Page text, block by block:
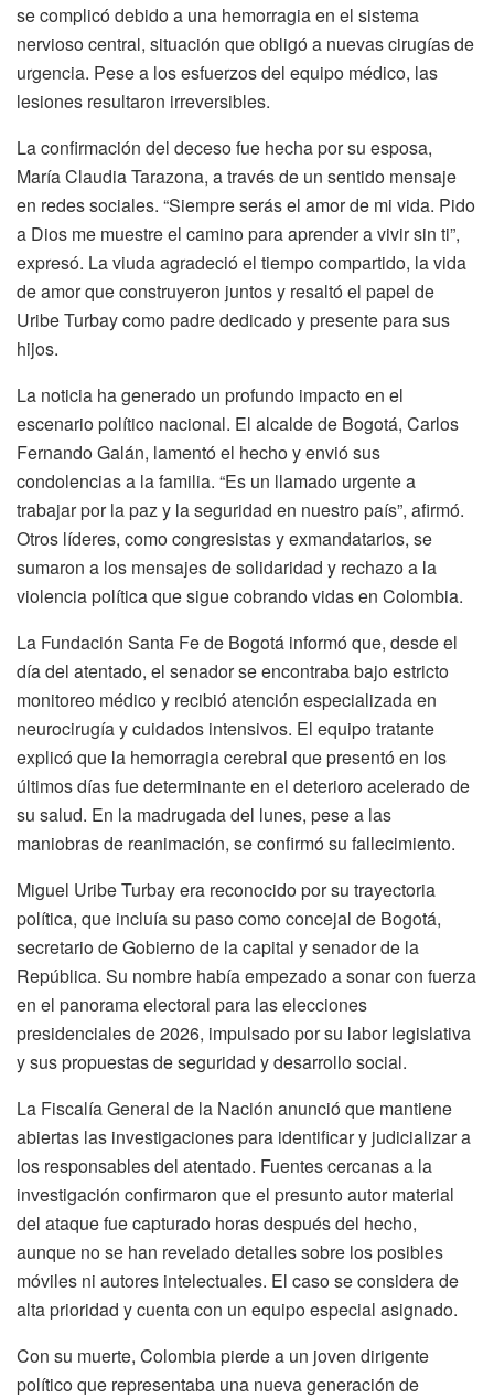
se complicó debido a una hemorragia en el sistema
nervioso central, situación que obligó a nuevas cirugías de
urgencia. Pese a los esfuerzos del equipo médico, las
lesiones resultaron irreversibles.
La confirmación del deceso fue hecha por su esposa,
María Claudia Tarazona, a través de un sentido mensaje
en redes sociales. “Siempre serás el amor de mi vida. Pido
a Dios me muestre el camino para aprender a vivir sin ti”,
expresó. La viuda agradeció el tiempo compartido, la vida
de amor que construyeron juntos y resaltó el papel de
Uribe Turbay como padre dedicado y presente para sus
hijos.
La noticia ha generado un profundo impacto en el
escenario político nacional. El alcalde de Bogotá, Carlos
Fernando Galán, lamentó el hecho y envió sus
condolencias a la familia. “Es un llamado urgente a
trabajar por la paz y la seguridad en nuestro país”, afirmó.
Otros líderes, como congresistas y exmandatarios, se
sumaron a los mensajes de solidaridad y rechazo a la
violencia política que sigue cobrando vidas en Colombia.
La Fundación Santa Fe de Bogotá informó que, desde el
día del atentado, el senador se encontraba bajo estricto
monitoreo médico y recibió atención especializada en
neurocirugía y cuidados intensivos. El equipo tratante
explicó que la hemorragia cerebral que presentó en los
últimos días fue determinante en el deterioro acelerado de
su salud. En la madrugada del lunes, pese a las
maniobras de reanimación, se confirmó su fallecimiento.
Miguel Uribe Turbay era reconocido por su trayectoria
política, que incluía su paso como concejal de Bogotá,
secretario de Gobierno de la capital y senador de la
República. Su nombre había empezado a sonar con fuerza
en el panorama electoral para las elecciones
presidenciales de 2026, impulsado por su labor legislativa
y sus propuestas de seguridad y desarrollo social.
La Fiscalía General de la Nación anunció que mantiene
abiertas las investigaciones para identificar y judicializar a
los responsables del atentado. Fuentes cercanas a la
investigación confirmaron que el presunto autor material
del ataque fue capturado horas después del hecho,
aunque no se han revelado detalles sobre los posibles
móviles ni autores intelectuales. El caso se considera de
alta prioridad y cuenta con un equipo especial asignado.
Con su muerte, Colombia pierde a un joven dirigente
político que representaba una nueva generación de